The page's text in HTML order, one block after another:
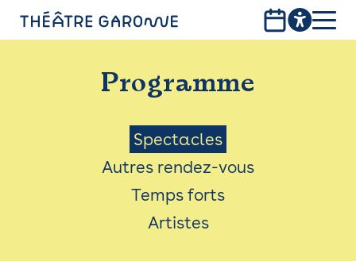
PROGRAMME
INFOS PRATIQUES
AVEC LES PUBLICS
ACCESSIBILITÉ
LES PRODUCTIONS
Programme
Menu
Saison
Spectacles
Autres rendez-vous
Temps forts
Artistes